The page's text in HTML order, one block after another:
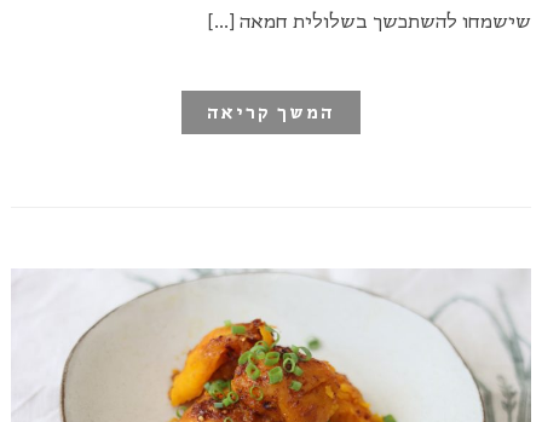
שישמחו להשתכשך בשלולית חמאה […]
המשך קריאה